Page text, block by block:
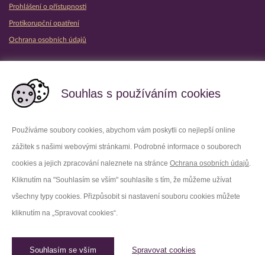
Souhlas s používáním cookies
Používáme soubory cookies, abychom vám poskytli co nejlepší online
zážitek s našimi webovými stránkami. Podrobné informace o souborech
cookies a jejich zpracování naleznete na stránce Ochrana osobních údajů.
Kliknutím na "Souhlasím se vším" souhlasíte s tím, že můžeme užívat
všechny typy cookies. Přizpůsobit si nastavení souboru cookies můžete
kliknutím na „Spravovat cookies“.
Souhlasím se vším Spravovat cookies
Prohlášení o přístupnosti
Protikorupční opatření
Ochrana osobních údajů
Facebook Youtube
LinkedIn